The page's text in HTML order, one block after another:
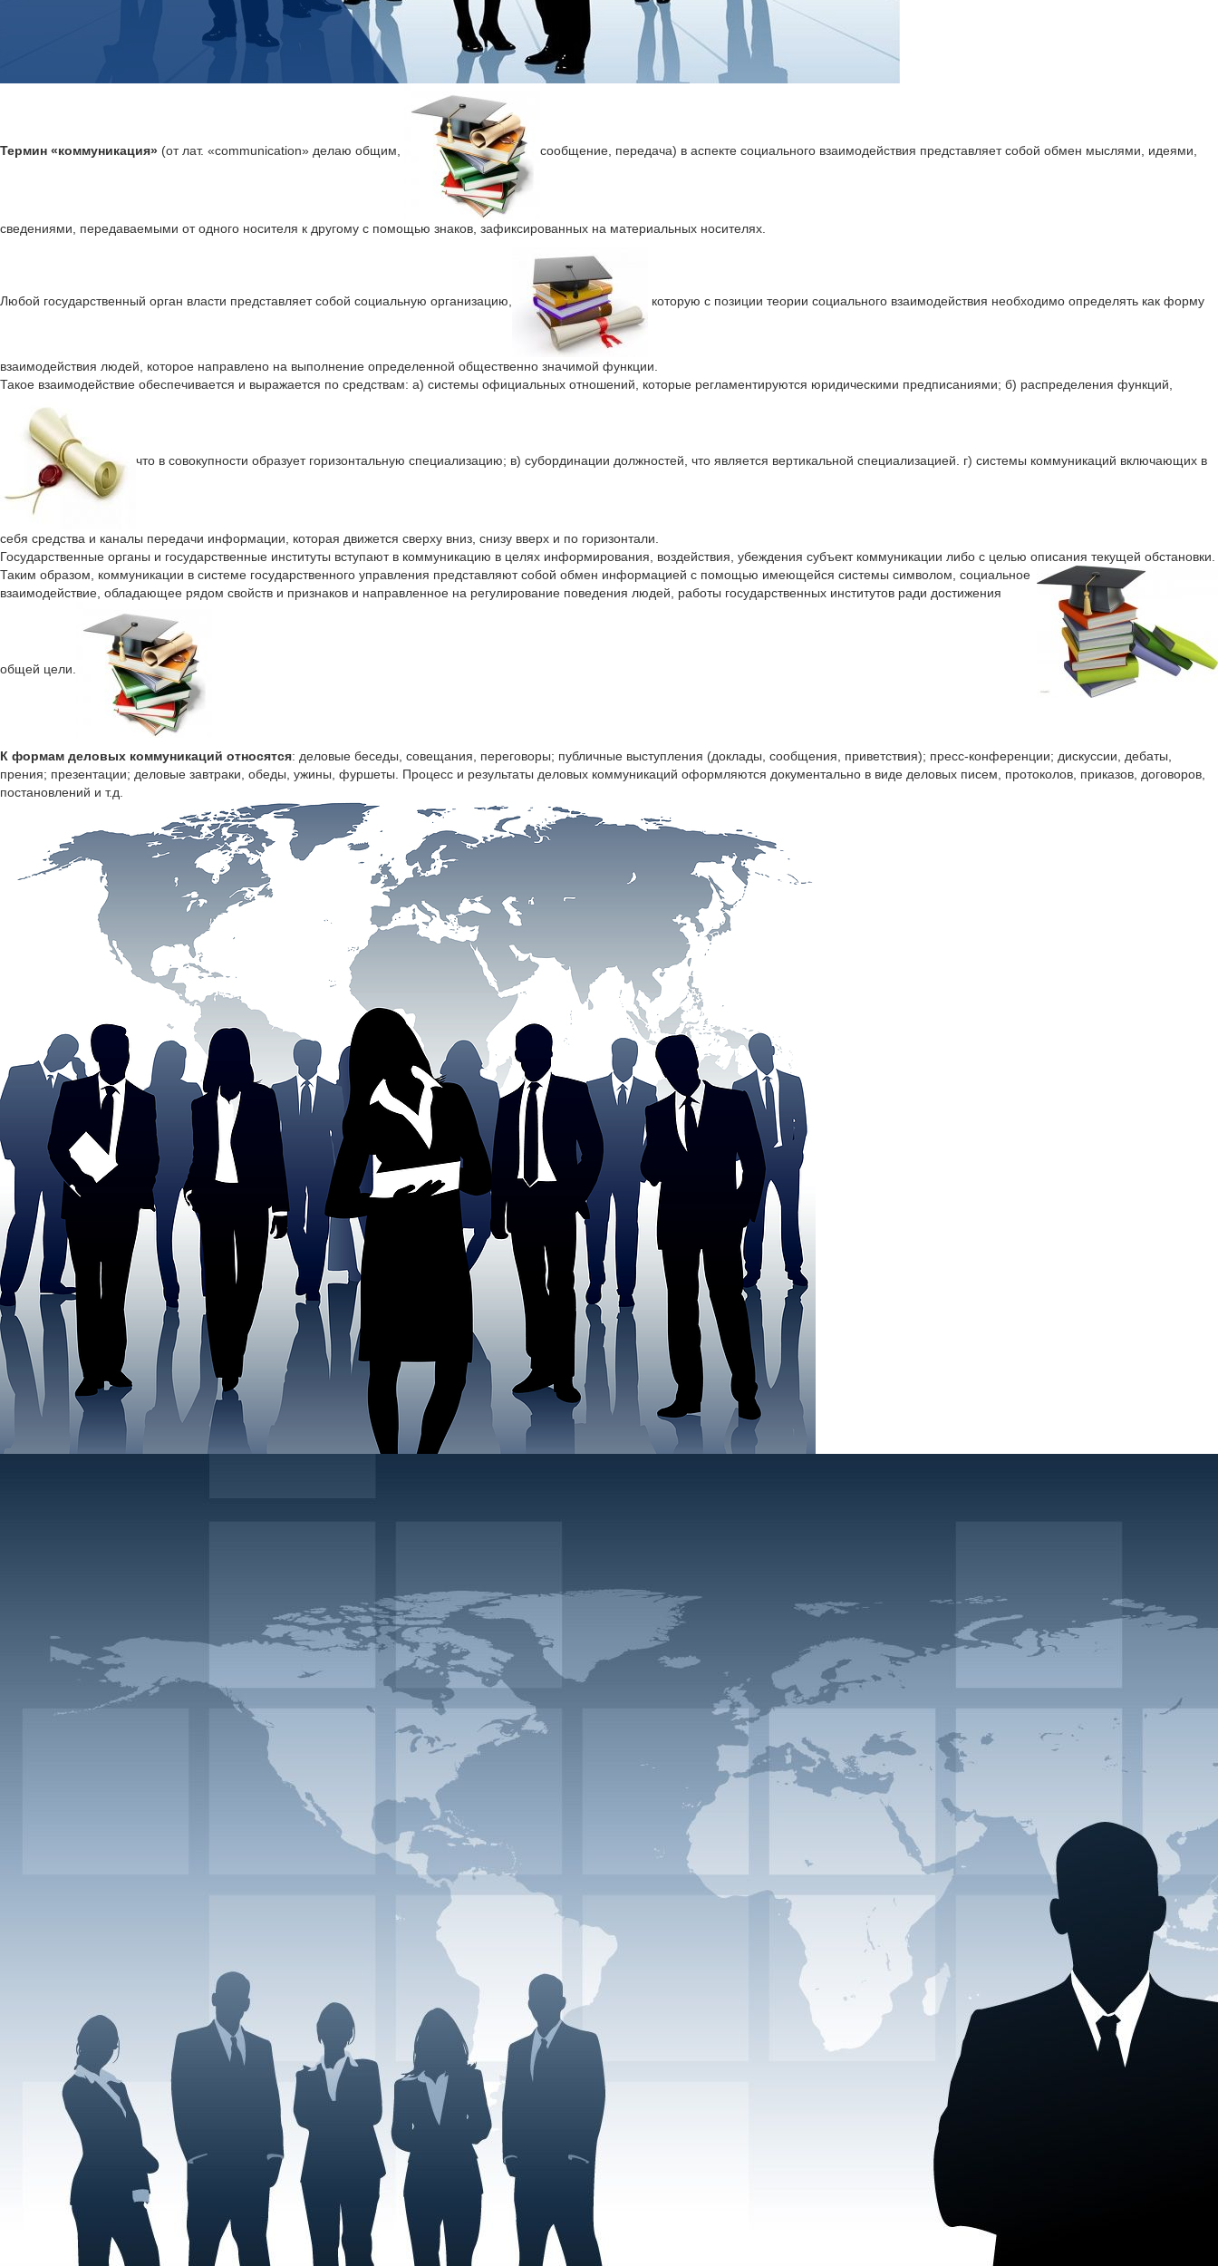
Термин «коммуникация» (от лат. «communication» делаю общим, сообщение, передача) в аспекте социального взаимодействия представляет собой обмен мыслями, идеями,
сведениями, передаваемыми от одного носителя к другому с помощью знаков, зафиксированных на материальных носителях.
Любой государственный орган власти представляет собой социальную организацию, которую с позиции теории социального взаимодействия необходимо определять как форму
взаимодействия людей, которое направлено на выполнение определенной общественно значимой функции.
Такое взаимодействие обеспечивается и выражается по средствам: а) системы официальных отношений, которые регламентируются юридическими предписаниями; б) распределения функций,
что в совокупности образует горизонтальную специализацию; в) субординации должностей, что является вертикальной специализацией. г) системы коммуникаций включающих в
себя средства и каналы передачи информации, которая движется сверху вниз, снизу вверх и по горизонтали.
Государственные органы и государственные институты вступают в коммуникацию в целях информирования, воздействия, убеждения субъект коммуникации либо с целью описания текущей обстановки.
Таким образом, коммуникации в системе государственного управления представляют собой обмен информацией с помощью имеющейся системы символом, социальное
взаимодействие, обладающее рядом свойств и признаков и направленное на регулирование поведения людей, работы государственных институтов ради достижения
общей цели.
К формам деловых коммуникаций относятся: деловые беседы, совещания, переговоры; публичные выступления (доклады, сообщения, приветствия); пресс-конференции; дискуссии, дебаты,
прения; презентации; деловые завтраки, обеды, ужины, фуршеты. Процесс и результаты деловых коммуникаций оформляются документально в виде деловых писем, протоколов, приказов, договоров,
постановлений и т.д.